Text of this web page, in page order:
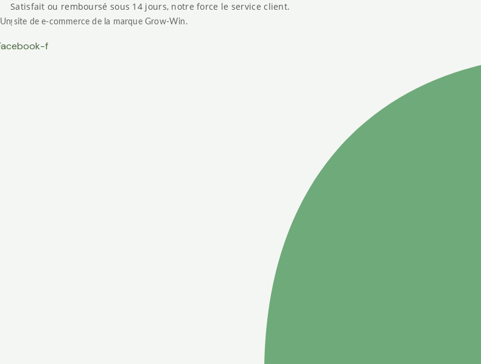
Satisfait ou remboursé sous 14 jours, notre force le service client.
Un site de e-commerce de la marque Grow-Win.
f